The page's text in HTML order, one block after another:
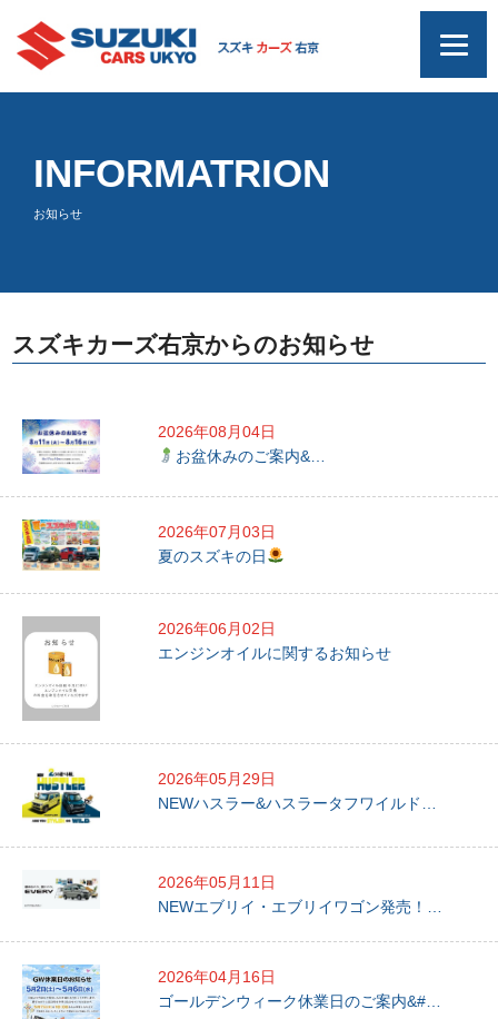
INFORMATRION
お知らせ
スズキカーズ右京からのお知らせ
2026年08月04日
お盆休みのご案内&…
2026年07月03日
夏のスズキの日
2026年06月02日
エンジンオイルに関するお知らせ
2026年05月29日
NEWハスラー&ハスラータフワイルド…
2026年05月11日
NEWエブリイ・エブリイワゴン発売！…
2026年04月16日
ゴールデンウィーク休業日のご案内&#…